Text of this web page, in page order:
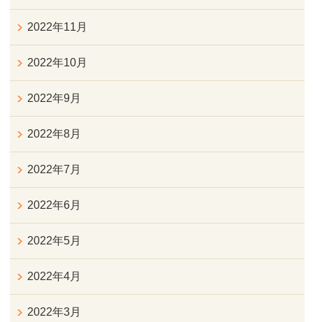
2022年11月
2022年10月
2022年9月
2022年8月
2022年7月
2022年6月
2022年5月
2022年4月
2022年3月